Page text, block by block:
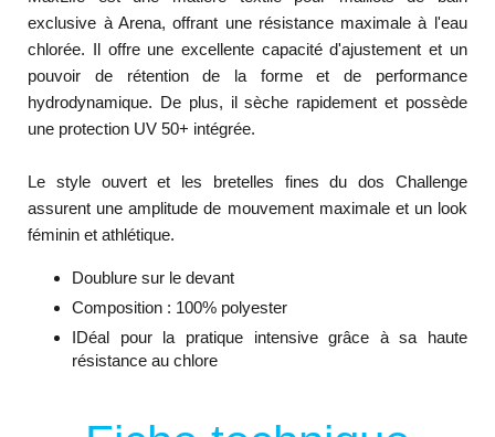
exclusive à Arena, offrant une résistance maximale à l'eau
chlorée. Il offre une excellente capacité d'ajustement et un
pouvoir de rétention de la forme et de performance
hydrodynamique. De plus, il sèche rapidement et possède
une protection UV 50+ intégrée.
Le style ouvert et les bretelles fines du dos Challenge
assurent une amplitude de mouvement maximale et un look
féminin et athlétique.
Doublure sur le devant
Composition : 100% polyester
IDéal pour la pratique intensive grâce à sa haute
résistance au chlore